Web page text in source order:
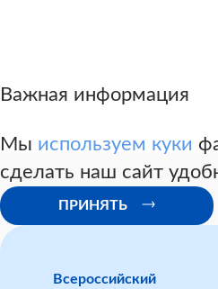
Важная информация
Мы используем куки
сделать наш сайт
ПРИНЯТЬ
Всероссийский